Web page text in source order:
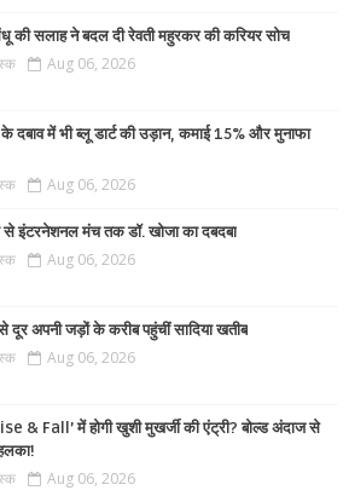
की सलाह ने बदल दी रेवती महुरकर की करियर सोच
Aug 06, 2026
दबाव में भी ब्लू डार्ट की उड़ान, कमाई 15% और मुनाफा
Aug 06, 2026
से इंटरनेशनल मंच तक डॉ. खोजा का दबदबा
Aug 06, 2026
दूर अपनी जड़ों के करीब पहुंचीं सादिया खतीब
Aug 06, 2026
& Fall’ में होगी खुशी मुखर्जी की एंट्री? बोल्ड अंदाज से
Aug 06, 2026